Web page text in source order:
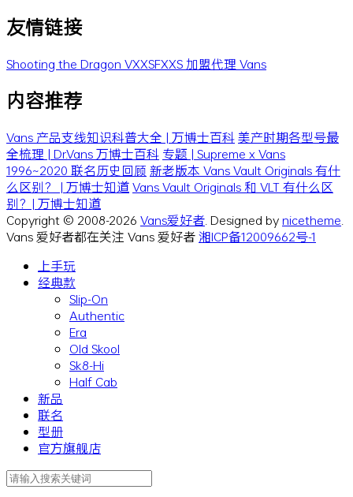
友情链接
Shooting the Dragon VXXSFXXS加盟代理 Vans
内容推荐
Vans 产品支线知识科普大全 | 万博士百科美产时期各型号最
全梳理 | Dr.Vans 万博士百科 专题 | Supreme x Vans
1996~2020 联名历史回顾 新老版本 Vans Vault Originals 有什
么区别？ | 万博士知道Vans Vault Originals 和 VLT 有什么区
别？| 万博士知道
Copyright © 2008-2026 Vans爱好者 . Designed bynicetheme
Vans 爱好者都在关注 Vans 爱好者湘ICP备12009662号-1
上手玩
经典款
Slip-On
Authentic
Era
Old Skool
Sk8-Hi
Half Cab
新品
联名
型册
官方旗舰店